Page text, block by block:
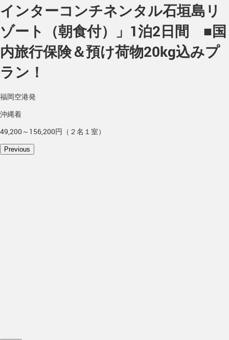
インターコンチネンタル石垣島リ
ゾート（朝食付）」1泊2日間 ■国
内旅行保険＆預け荷物20kg込みプ
ラン！
福岡空港発
沖縄着
49,200～156,200円（２名１室）
Previous